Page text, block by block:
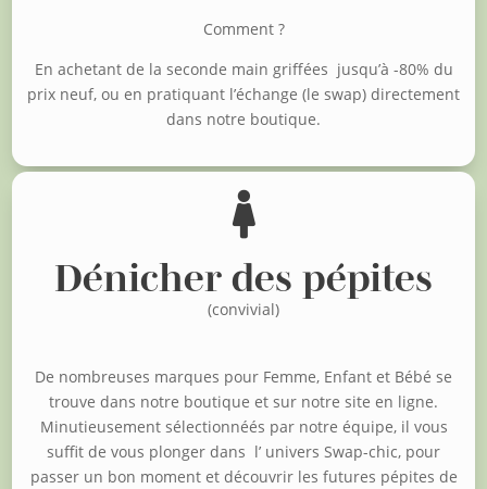
Comment ?
En achetant de la seconde main griffées jusqu’à -80% du
prix neuf, ou en pratiquant l’échange (le swap) directement
dans notre boutique.

Dénicher des pépites
(convivial)
De nombreuses marques pour Femme, Enfant et Bébé se
trouve dans notre boutique et sur notre site en ligne.
Minutieusement sélectionnéés par notre équipe, il vous
suffit de vous plonger dans l’ univers Swap-chic, pour
passer un bon moment et découvrir les futures pépites de